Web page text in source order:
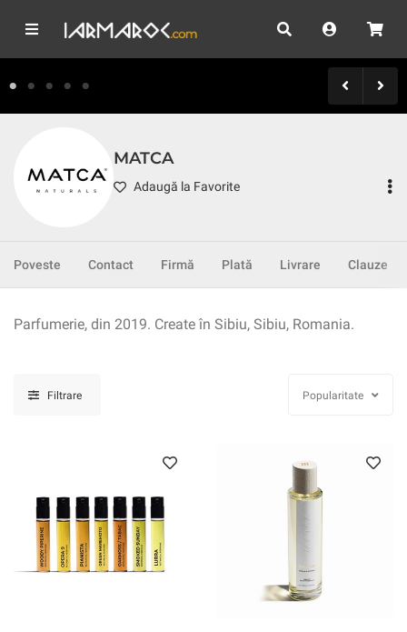
MATCA
Adaugă la Favorite
Poveste Contact Firmă Plată Livrare Clauze
Parfumerie, din 2019. Create în Sibiu, Sibiu, Romania.
Filtrare Popularitate